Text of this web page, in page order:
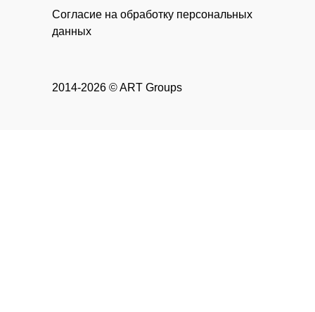
2014-2026 © ART Groups
Согласие на обработку персональных
данных